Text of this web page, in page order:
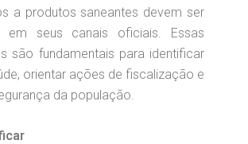
a produtos saneantes devem ser
em seus canais oficiais. Essas
são fundamentais para identificar
orientar ações de fiscalização e
da população.